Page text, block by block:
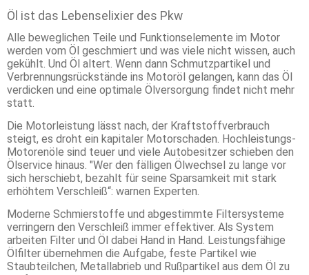
Öl ist das Lebenselixier des Pkw
Alle beweglichen Teile und Funktionselemente im Motor
werden vom Öl geschmiert und was viele nicht wissen, auch
gekühlt. Und Öl altert. Wenn dann Schmutzpartikel und
Verbrennungsrückstände ins Motoröl gelangen, kann das Öl
verdicken und eine optimale Ölversorgung findet nicht mehr
statt.
Die Motorleistung lässt nach, der Kraftstoffverbrauch
steigt, es droht ein kapitaler Motorschaden. Hochleistungs-
Motorenöle sind teuer und viele Autobesitzer schieben den
Ölservice hinaus. "Wer den fälligen Ölwechsel zu lange vor
sich herschiebt, bezahlt für seine Sparsamkeit mit stark
erhöhtem Verschleiß“: warnen Experten.
Moderne Schmierstoffe und abgestimmte Filtersysteme
verringern den Verschleiß immer effektiver. Als System
arbeiten Filter und Öl dabei Hand in Hand. Leistungsfähige
Ölfilter übernehmen die Aufgabe, feste Partikel wie
Staubteilchen, Metallabrieb und Rußpartikel aus dem Öl zu